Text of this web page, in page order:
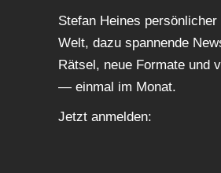
Ste­fan Hei­nes
Welt, dazu span­nen­de
Rät­sel, neue For­ma­te und
— ein­mal im Monat.
Jetzt anmel­den: